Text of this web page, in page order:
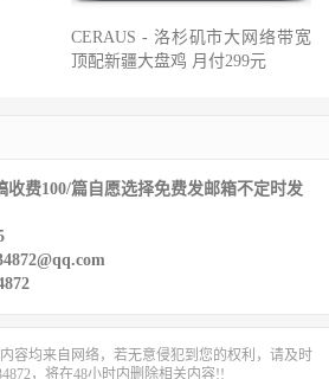
CERAUS - 洛杉矶市大网络带宽
顶配新疆大盘鸡 月付299元
收费100/篇自愿选择免费发邮箱不定时发
容均来自网络，若无意侵犯到您的权利，请及时
，将在48小时内删除相关内容!!